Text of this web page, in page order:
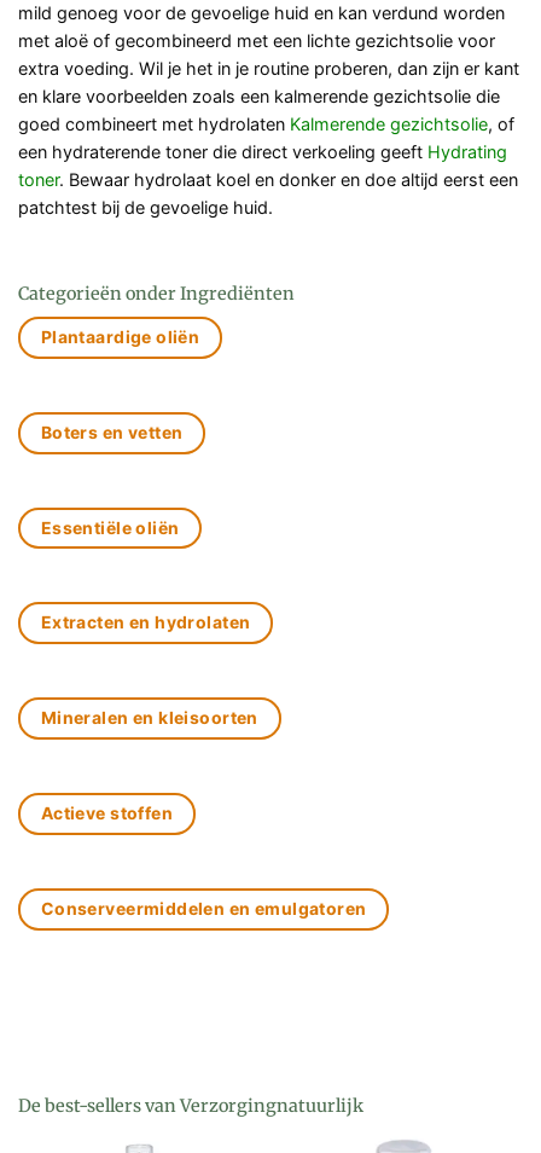
mild genoeg voor de gevoelige huid en kan verdund worden
met aloë of gecombineerd met een lichte gezichtsolie voor
extra voeding. Wil je het in je routine proberen, dan zijn er kant
en klare voorbeelden zoals een kalmerende gezichtsolie die
goed combineert met hydrolaten Kalmerende gezichtsolie, of
een hydraterende toner die direct verkoeling geeft Hydrating
toner. Bewaar hydrolaat koel en donker en doe altijd eerst een
patchtest bij de gevoelige huid.
Categorieën onder Ingrediënten
Plantaardige oliën
Boters en vetten
Essentiële oliën
Extracten en hydrolaten
Mineralen en kleisoorten
Actieve stoffen
Conserveermiddelen en emulgatoren
De best-sellers van Verzorgingnatuurlijk